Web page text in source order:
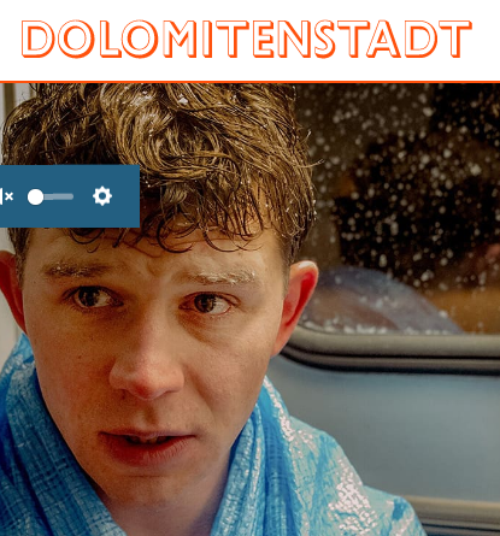
Settings